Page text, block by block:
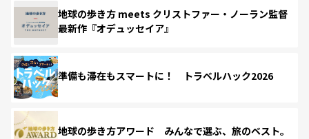
地球の歩き方 meets クリストファー・ノーラン監督
最新作『オデュッセイア』
準備も滞在もスマートに！ トラベルハック2026
地球の歩き方アワード みんなで選ぶ、旅のベスト。